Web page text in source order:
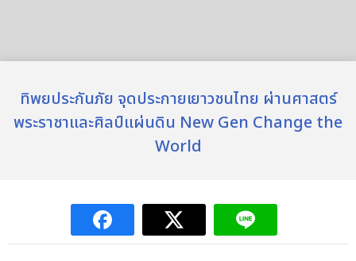
ทิพยประกันภัย จุดประกายเยาวชนไทย ผ่านศาสตร์
พระราชาและศิลป์แผ่นดิน New Gen Change the
World